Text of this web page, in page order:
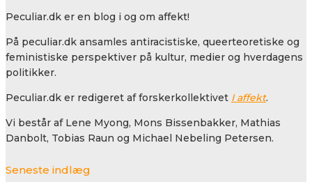
Peculiar.dk er en blog i og om affekt!
På peculiar.dk ansamles antiracistiske, queerteoretiske og
feministiske perspektiver på kultur, medier og hverdagens
politikker.
Peculiar.dk er redigeret af forskerkollektivet I affekt.
Vi består af Lene Myong, Mons Bissenbakker, Mathias
Danbolt, Tobias Raun og Michael Nebeling Petersen.
Seneste indlæg